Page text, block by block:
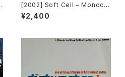
[2002] Soft Cell – Monocul
ture (Jan Driver & Playgrou
p Remixes) [3 Lanka]
¥2,400